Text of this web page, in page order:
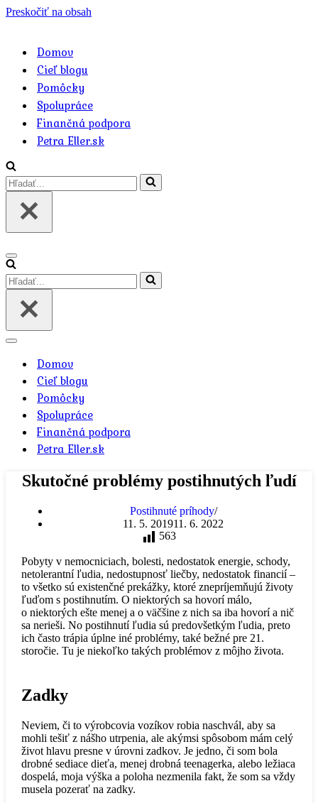
Preskočiť na obsah
Domov
Cieľ blogu
Pomôcky
Spolupráce
Finančná podpora
Petra Eller.sk
Hľadať
Menu
navigácie
Hľadať
Menu
Domov
Cieľ blogu
Pomôcky
Spolupráce
Finančná podpora
Petra Eller.sk
Skutočné problémy postihnutých ľudí
Postihnuté príhody
11. 5. 201911. 6. 2022
563
Pobyty v nemocniciach, bolesti, nedostatok energie, schody,
netolerantní ľudia, nedostupnosť liečby, nedostatok financií –
to všetko sú existenčné prekážky, ktoré znepríjemňujú životy
ľuďom s postihnutím. O niektorých sa hovorí málo,
o niektorých ešte menej a o väčšine z nich sa iba hovorí a nič
sa nerieši. No postihnutí ľudia sú predovšetkým ľudia, preto
ich často trápia úplne iné problémy, také bežné pre 21.
storočie. Tu je niekoľko takých problémov z môjho života.
Zadky
Neviem, či to výrobcovia vozíkov robia naschvál, aby sa
mohli tešiť z nášho utrpenia, ale akýmsi spôsobom mám celý
život hlavu presne v úrovni zadkov. Je jedno, či som bola
drobné sediace dieťa, menej drobná teenagerka, alebo ležiaca
dospelá, moja výška a poloha nezmenila fakt, že som sa vždy
musela pozerať na zadky.